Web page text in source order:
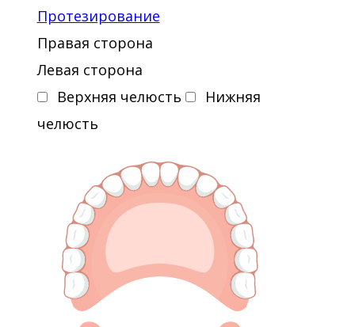
Протезирование
Правая сторона
Левая сторона
Верхняя челюсть
Нижняя
челюсть